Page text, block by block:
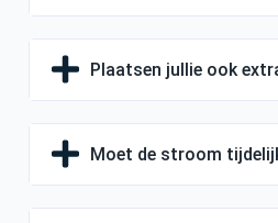
Plaatsen jullie ook
Moet de stroom